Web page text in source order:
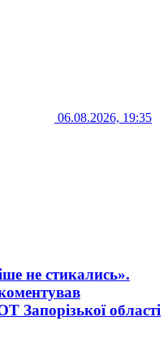
06.08.2026, 19:35
не стикались».
Запорізької області